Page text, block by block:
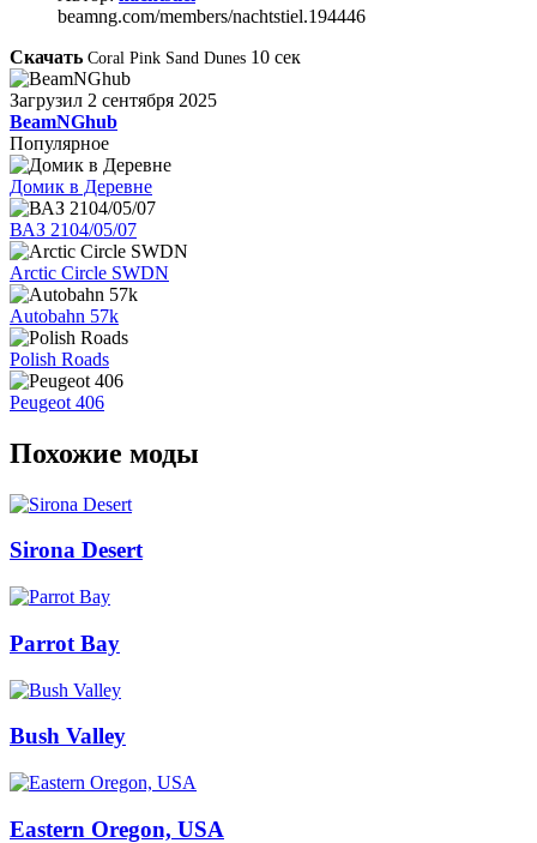
beamng.com/members/nachtstiel.194446
Скачать Coral Pink Sand Dunes 10 сек
Загрузил 2 сентября 2025
BeamNGhub
Популярное
Домик в Деревне
ВАЗ 2104/05/07
Arctic Circle SWDN
Autobahn 57k
Polish Roads
Peugeot 406
Похожие моды
Sirona Desert
Parrot Bay
Bush Valley
Eastern Oregon, USA